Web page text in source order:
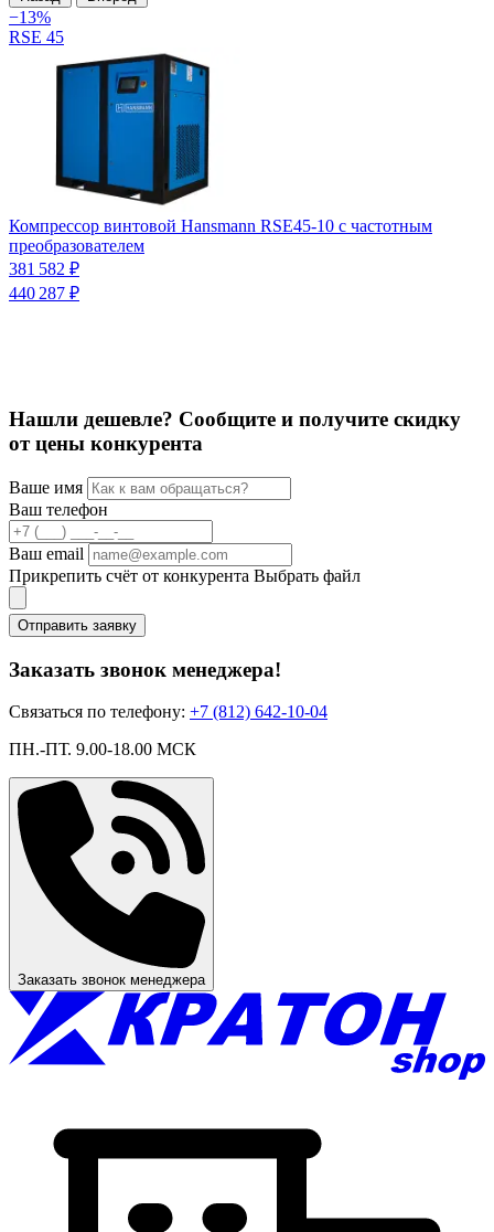
−13%
RSE 45
Компрессор винтовой Hansmann RSE45-10 с частотным
преобразователем
381 582 ₽
440 287 ₽
Нашли дешевле? Сообщите и получите скидку
от цены конкурента
Ваше имя
Ваш телефон
Ваш email
Прикрепить счёт от конкурента Выбрать файл
Отправить заявку
Заказать звонок менеджера!
Связаться по телефону: +7 (812) 642-10-04
ПН.-ПТ. 9.00-18.00 МСК
Заказать звонок менеджера